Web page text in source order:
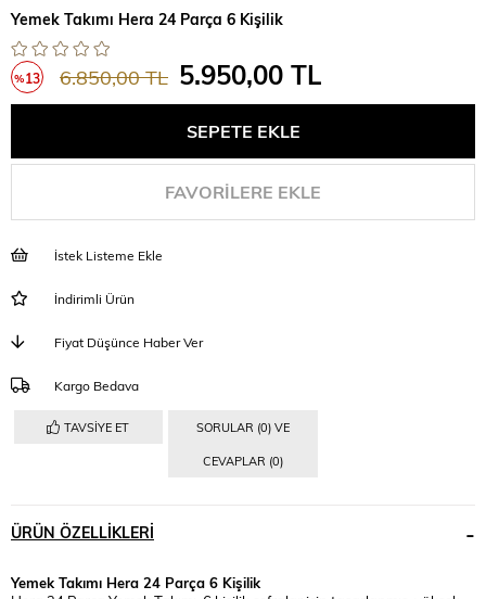
Yemek Takımı Hera 24 Parça 6 Kişilik
%13 6.850,00 TL 5.950,00 TL
FAVORILERE EKLE
İstek Listeme Ekle
İndirimli Ürün
Fiyat Düşünce Haber Ver
Kargo Bedava
TAVSIYE ET SORULAR (0) VE
CEVAPLAR (0)
ÜRÜN ÖZELLIKLERI
Yemek Takımı Hera 24 Parça 6 Kişilik